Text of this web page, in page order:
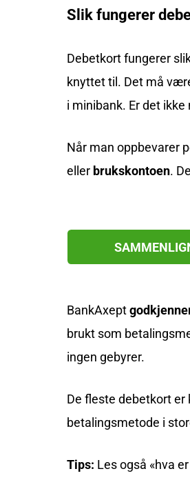
Slik fungerer
Debetkort fungerer
knyttet til. Det må
i minibank. Er det
Når man oppbevarer
eller brukskontoen.
BankAxept
brukt som
ingen gebyrer.
De fleste debetkort er
betalingsmetode i
Tips: Les også «hva